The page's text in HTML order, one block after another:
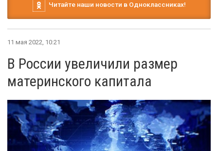
Читайте наши новости в Одноклассниках!
11 мая 2022, 10:21
В России увеличили размер
материнского капитала